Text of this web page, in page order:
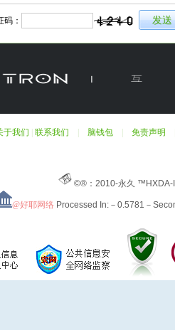
：
于我们 联系我们 脑钱包 免责声明
©®：2010-永久
@好耶网络 Processed In:－0.5781－